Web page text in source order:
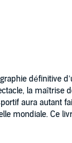
définitive
la maîtrise
aura autant
mondiale. Ce